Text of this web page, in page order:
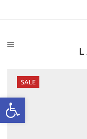
SALE